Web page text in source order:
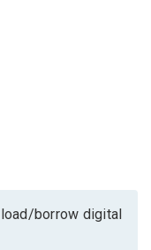
borrow digital